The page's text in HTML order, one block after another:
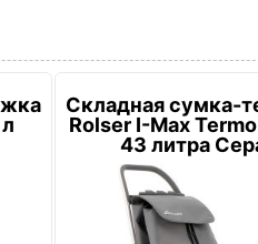
Складная сумка-
Rolser I-Max
43 литра